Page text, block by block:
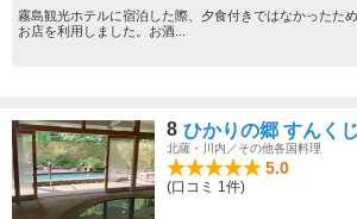
霧島観光ホテルに宿泊した際、夕食付きではなかったた
お店を利用しました。お酒...
8 ひかりの郷 すんく
北薩・川内／その他各国料理
5.0
(口コミ 1件)